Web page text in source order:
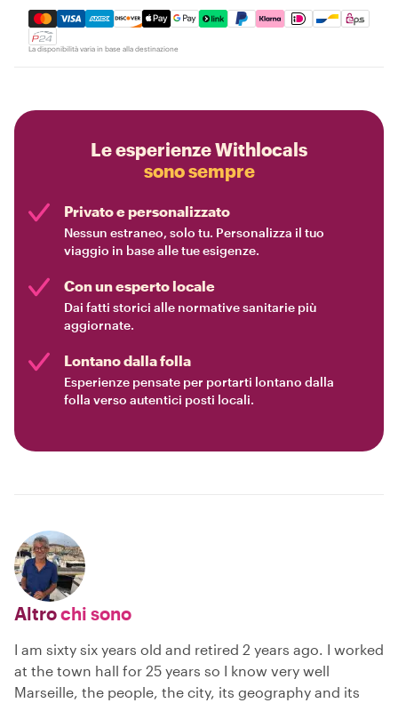
Mastercard, Visa, Amex, Discover, Apple Pay, Google
La disponibilità varia in base alla destinazione
Le esperienze Withlocals
sono sempre
Privato e personalizzato
Nessun estraneo, solo tu. Personalizza il tuo
viaggio in base alle tue esigenze.
Con un esperto locale
Dai fatti storici alle normative sanitarie più
aggiornate.
Lontano dalla folla
Esperienze pensate per portarti lontano dalla
folla verso autentici posti locali.
Altrochi sono
I am sixty six years old and retired 2 years ago. I worked
at the town hall for 25 years so I know very well
Marseille, the people, the city, its geography and its